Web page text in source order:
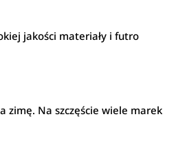
jakości materiały i futro
zimę. Na szczęście wiele marek